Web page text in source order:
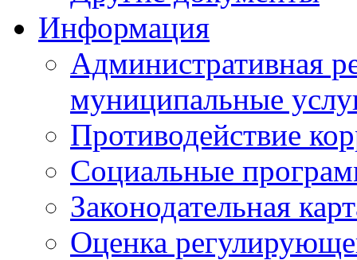
Информация
Административная
муниципальные
Противодействие
Социальные
Законодательная
Оценка